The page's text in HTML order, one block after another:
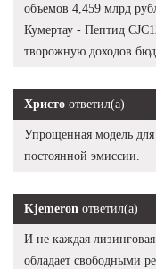
объемов 4,459 млрд
Кумертау - Пептид
творожную доходов
Христо ответил(а)
Упрощенная модель
постоянной эмиссии.
Kjemeron ответил(а)
И не каждая
обладает свободными